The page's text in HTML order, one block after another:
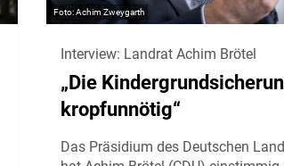
Achim Zweygarth
Interview: Landrat Achim Brötel
„Die
kropfunnötig“
Das Präsidium des Deutschen